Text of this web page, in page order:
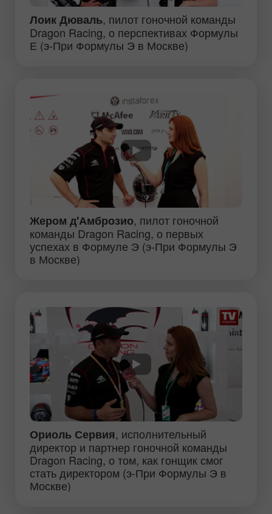
Лоик Дюваль, пилот гоночной команды
Dragon Racing, о перспективах Формулы
Е (э-При Формулы Э в Москве)
Жером д'Амброзио, пилот гоночной
команды Dragon Racing, о первых
успехах в Формуле Э (э-При Формулы Э
в Москве)
Ориоль Сервия, исполнительный
директор и партнер гоночной команды
Dragon Racing, о том, как гонщик смог
стать директором (э-При Формулы Э в
Москве)